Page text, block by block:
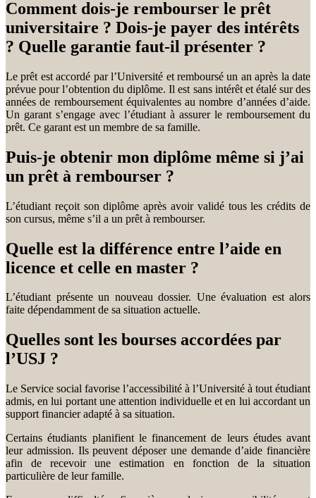
Comment dois-je rembourser le prêt
universitaire ? Dois-je payer des intérêts
? Quelle garantie faut-il présenter ?
Le prêt est accordé par l’Université et remboursé un an après la date
prévue pour l’obtention du diplôme. Il est sans intérêt et étalé sur des
années de remboursement équivalentes au nombre d’années d’aide.
Un garant s’engage avec l’étudiant à assurer le remboursement du
prêt. Ce garant est un membre de sa famille.
Puis-je obtenir mon diplôme même si j’ai
un prêt à rembourser ?
L’étudiant reçoit son diplôme après avoir validé tous les crédits de
son cursus, même s’il a un prêt à rembourser.
Quelle est la différence entre l’aide en
licence et celle en master ?
L’étudiant présente un nouveau dossier. Une évaluation est alors
faite dépendamment de sa situation actuelle.
Quelles sont les bourses accordées par
l’USJ ?
Le Service social favorise l’accessibilité à l’Université à tout étudiant
admis, en lui portant une attention individuelle et en lui accordant un
support financier adapté à sa situation.
Certains étudiants planifient le financement de leurs études avant
leur admission. Ils peuvent déposer une demande d’aide financière
afin de recevoir une estimation en fonction de la situation
particulière de leur famille.